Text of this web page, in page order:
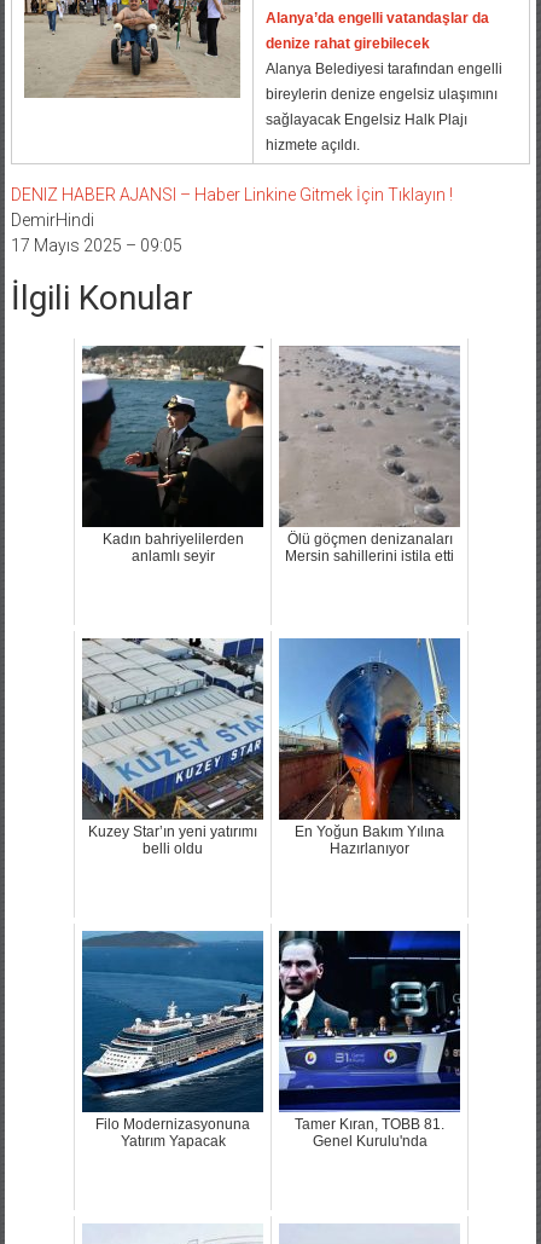
Alanya’da engelli vatandaşlar da
denize rahat girebilecek
Alanya Belediyesi tarafından engelli
bireylerin denize engelsiz ulaşımını
sağlayacak Engelsiz Halk Plajı
hizmete açıldı.
DENIZ HABER AJANSI – Haber Linkine Gitmek İçin Tıklayın !
DemirHindi
17 Mayıs 2025 – 09:05
İlgili Konular
Kadın bahriyelilerden
anlamlı seyir
Ölü göçmen denizanaları
Mersin sahillerini istila etti
Kuzey Star’ın yeni yatırımı
belli oldu
En Yoğun Bakım Yılına
Hazırlanıyor
Filo Modernizasyonuna
Yatırım Yapacak
Tamer Kıran, TOBB 81.
Genel Kurulu'nda